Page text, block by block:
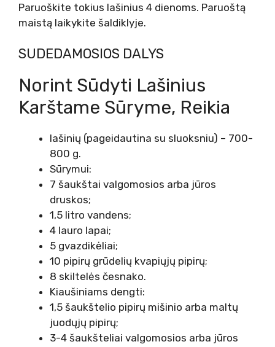
Paruoškite tokius lašinius 4 dienoms. Paruoštą
maistą laikykite šaldiklyje.
SUDEDAMOSIOS DALYS
Norint Sūdyti Lašinius
Karštame Sūryme, Reikia
lašinių (pageidautina su sluoksniu) – 700-
800 g.
Sūrymui:
7 šaukštai valgomosios arba jūros
druskos;
1,5 litro vandens;
4 lauro lapai;
5 gvazdikėliai;
10 pipirų grūdelių kvapiųjų pipirų;
8 skiltelės česnako.
Kiaušiniams dengti:
1,5 šaukštelio pipirų mišinio arba maltų
juodųjų pipirų;
3-4 šaukšteliai valgomosios arba jūros